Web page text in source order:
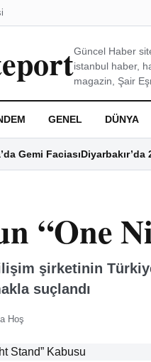
Güncel Haber
istanbul haber,
magazin, Şair
GENEL DÜNYA
Gemi Faciası
“One
şirketinin
suçlandı
Hoş